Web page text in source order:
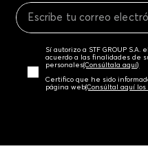
Sí autorizo a STF GROUP
acuerdo a las finalidades de
personales‎(Consúltala aquí)
Certifico que he sido
página web‎(Consúltal aquí